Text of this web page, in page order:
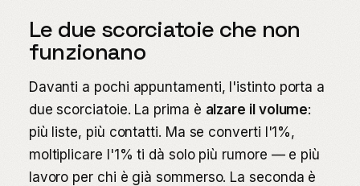
Le due scorciatoie che non
funzionano
Davanti a pochi appuntamenti, l'istinto porta a
due scorciatoie. La prima è alzare il volume:
più liste, più contatti. Ma se converti l'1%,
moltiplicare l'1% ti dà solo più rumore — e più
lavoro per chi è già sommerso. La seconda è